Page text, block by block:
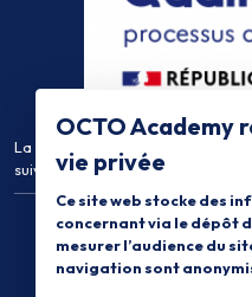
La certification qualité a été
suivante :Actions de Formation
OCTO Academy
vie privée
Ce site web stocke des
concernant via le dépôt
mesurer l’audience du
navigation sont